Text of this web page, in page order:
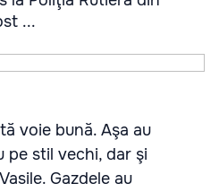
...
voie bună. Aşa au
pe stil vechi, dar şi
Gazdele au